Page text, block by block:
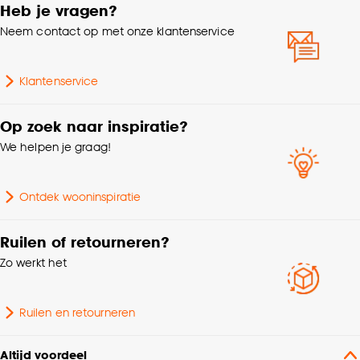
Al onze raamdecoratie voldoet aan veiligheids- en
kwaliteitseisen voor kinderen. Let er bij het monteren op dat
de ketting minimaal 150cm boven de grond moet hangen
Garantietermijn
Collectie
Bediening
Montage
Standaard/recht raam,
Draaikiepraam, Kunststof
Heb je vragen?
Neem contact op met onze klantenservice
Klantenservice
Op zoek naar inspiratie?
We helpen je graag!
Ontdek wooninspiratie
Ruilen of retourneren?
Zo werkt het
Ruilen en retourneren
Altijd voordeel